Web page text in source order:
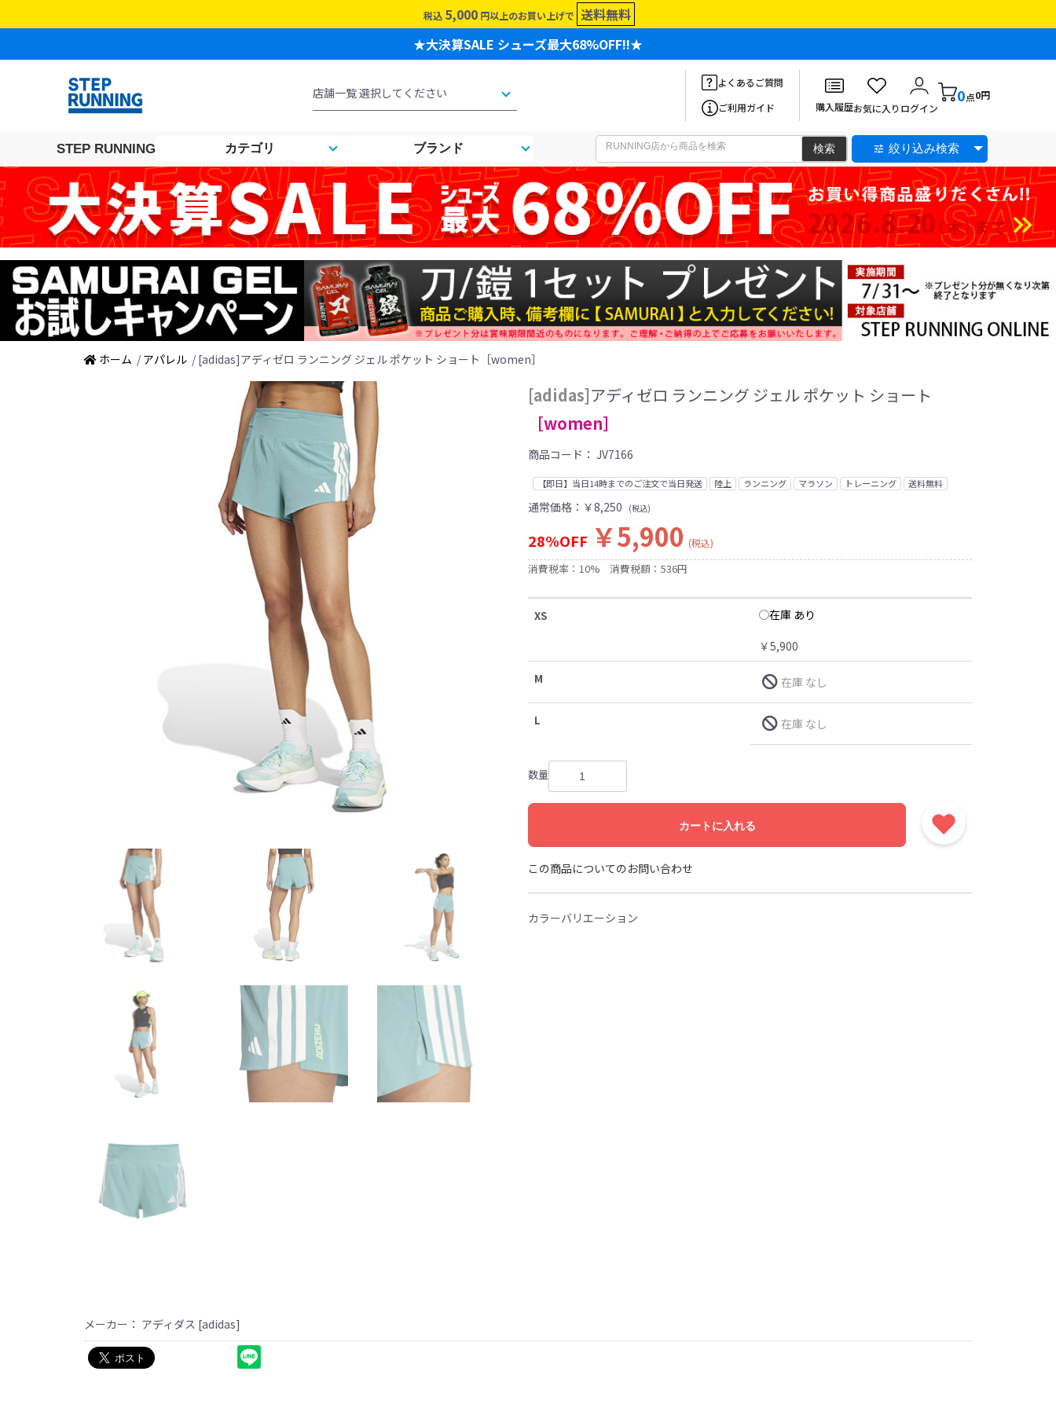
税込 5,000 円以上のお買い上げで 送料無料
★大決算SALE シューズ最大68%OFF!!★
よくあるご質問
ご利用ガイド
購入履歴お気に入りログイン
0点0円
STEP RUNNING カテゴリ ブランド 絞り込み検索
ホーム / アパレル / [adidas]アディゼロ ランニング ジェル ポケット ショート［women］
[adidas]アディゼロ ランニング ジェル ポケット ショート
［women］
商品コード： JV7166
【即日】当日14時までのご注文で当日発送 陸上 ランニング マラソン トレーニング 送料無料
通常価格： ￥8,250 (税込)
28%OFF ￥5,900 (税込)
消費税率：10% 消費税額：536円
XS
在庫 あり
￥5,900
M 在庫 なし
L 在庫 なし
数量
カートに入れる
この商品についてのお問い合わせ
カラーバリエーション
メーカー： アディダス [adidas]